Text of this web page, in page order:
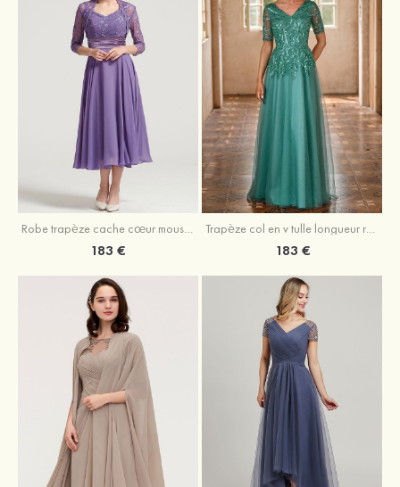
Robe trapèze cache cœur mousseline longueur mollet robe de mère de la mariée avec plissé veste
183 €
Trapèze col en v tulle longueur ras du sol robe de mère de la mariée avec perles paillettes
183 €